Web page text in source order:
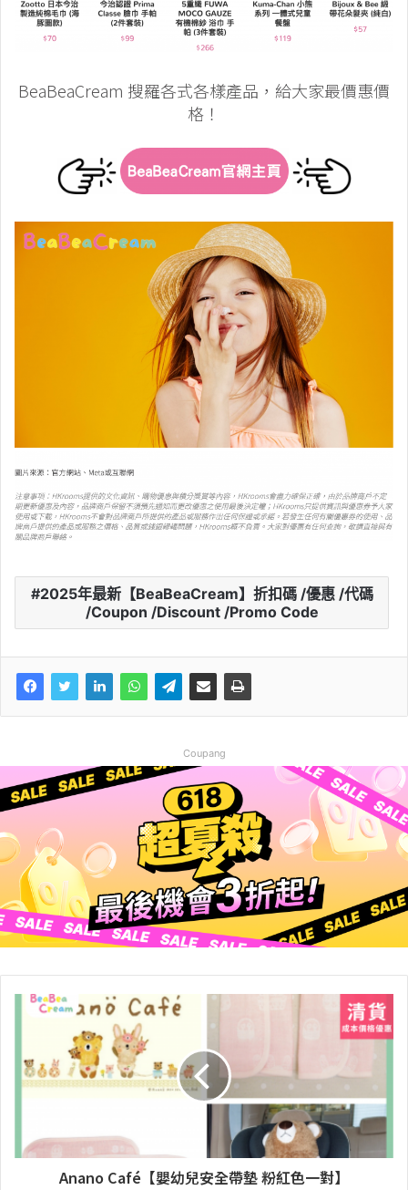
BeaBeaCream 搜羅各式各樣產品，給大家最價惠價
格！
2025年最新【BeaBeaCream】折扣碼 /優惠 /代碼
/Coupon /Discount /Promo Code
Coupang
Anano Café【嬰幼兒安全帶墊 粉紅色一對】